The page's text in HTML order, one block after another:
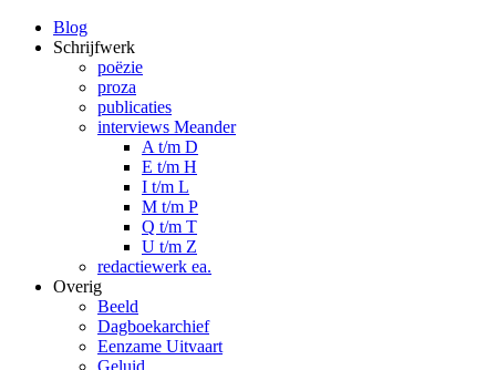
Blog
Schrijfwerk
poëzie
proza
publicaties
interviews Meander
A t/m D
E t/m H
I t/m L
M t/m P
Q t/m T
U t/m Z
redactiewerk ea.
Overig
Beeld
Dagboekarchief
Eenzame Uitvaart
Geluid